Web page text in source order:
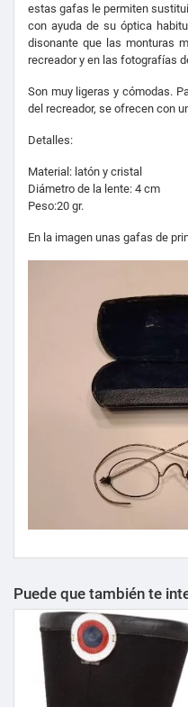
estas gafas le permiten
con ayuda de su óptica
disonante que las monturas
recreador y en las fotografías
Son muy ligeras y cómodas.
del recreador, se ofrecen con
Detalles:
Material: latón y cristal
Diámetro de la lente: 4 cm
Peso:20 gr.
En la imagen unas gafas de
Puede que también te